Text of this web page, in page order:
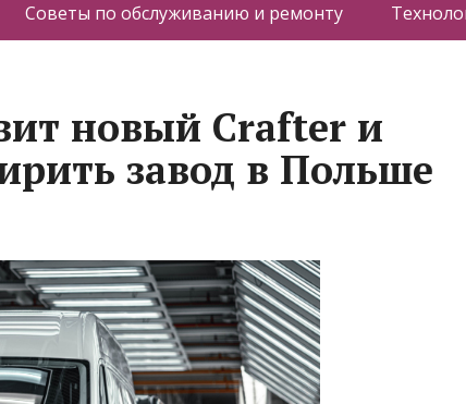
Советы по обслуживанию и ремонту
новый Crafter и
завод в Польше